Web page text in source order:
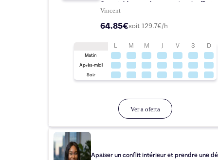
Comptable avec Axonaut + 1 mois offert +
accompagnement certifié
Vincent
64.85€soit 129.7€/h
L M M J V S D
Matin
Après-midi
Soir
Ver a oferta
Apaiser un conflit intérieur et prendre une